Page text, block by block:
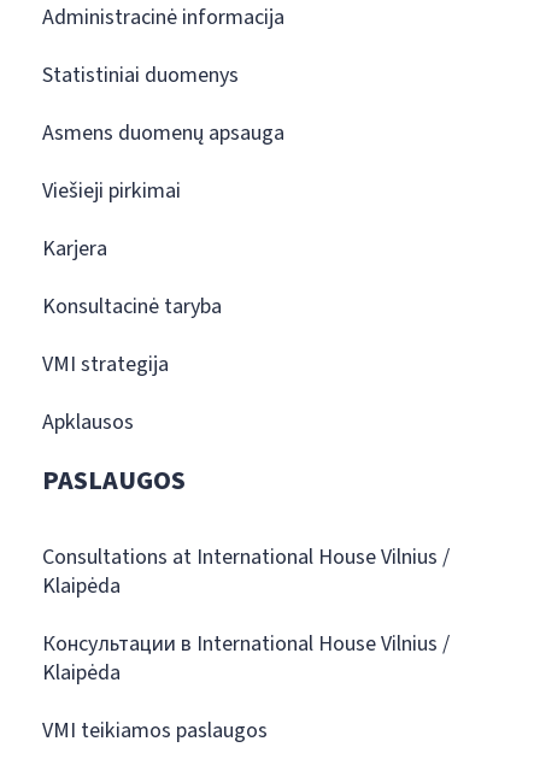
Administracinė informacija
Statistiniai duomenys
Asmens duomenų apsauga
Viešieji pirkimai
Karjera
Konsultacinė taryba
VMI strategija
Apklausos
PASLAUGOS
Consultations at International House Vilnius /
Klaipėda
Консультации в International House Vilnius /
Klaipėda
VMI teikiamos paslaugos